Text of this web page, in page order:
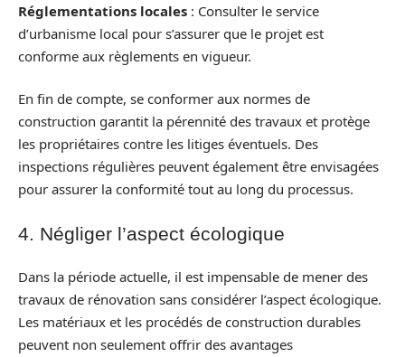
Réglementations locales : Consulter le service
d’urbanisme local pour s’assurer que le projet est
conforme aux règlements en vigueur.
En fin de compte, se conformer aux normes de
construction garantit la pérennité des travaux et protège
les propriétaires contre les litiges éventuels. Des
inspections régulières peuvent également être envisagées
pour assurer la conformité tout au long du processus.
4. Négliger l’aspect écologique
Dans la période actuelle, il est impensable de mener des
travaux de rénovation sans considérer l’aspect écologique.
Les matériaux et les procédés de construction durables
peuvent non seulement offrir des avantages